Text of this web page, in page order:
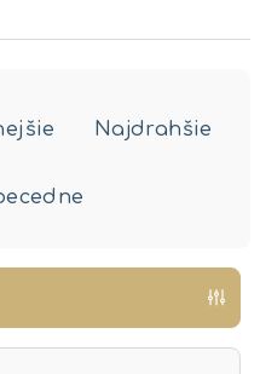
Najdrahšie